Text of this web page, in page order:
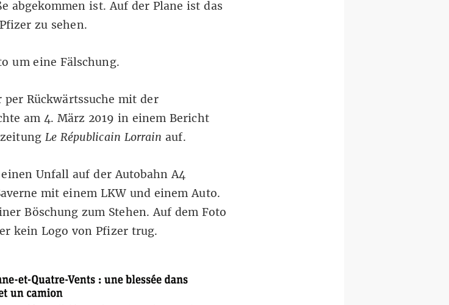
abgekommen ist. Auf der Plane ist das
zu sehen.
um eine Fälschung.
per Rückwärtssuche mit der
am 4. März 2019 in einemBericht
Le Républicain Lorrain auf.
Unfall auf der Autobahn A4
mit einem LKW und einem Auto.
Böschung zum Stehen. Auf dem Foto
kein Logo von Pfizer trug.